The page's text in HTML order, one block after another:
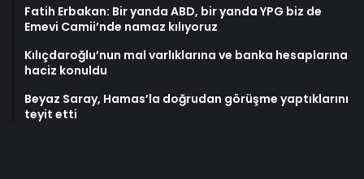
Fatih Erbakan: Bir yanda ABD, bir yanda YPG biz de
Emevi Camii’nde namaz kılıyoruz
Kılıçdaroğlu’nun mal varlıklarına ve banka hesaplarına
haciz konuldu
Beyaz Saray, Hamas’la doğrudan görüşme yaptıklarını
teyit etti